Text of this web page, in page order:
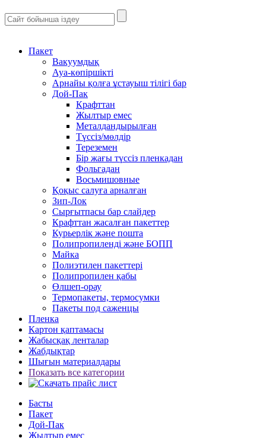
Пакет
Вакуумдық
Ауа-көпіршікті
Арнайы қолға ұстауыш тілігі бар
Дой-Пак
Крафттан
Жылтыр емес
Металдандырылған
Түссіз/мөлдір
Тереземен
Бір жағы түссіз пленкадан
Фольгадан
Восьмишовные
Қоқыс салуға арналған
Зип-Лок
Сырғытпасы бар слайдер
Крафттан жасалған пакеттер
Курьерлік және пошта
Полипропиленді және БОПП
Майка
Полиэтилен пакеттері
Полипропилен қабы
Өлшеп-орау
Термопакеты, термосумки
Пакеты под саженцы
Пленка
Картон қаптамасы
Жабысқақ ленталар
Жабдықтар
Шығын материалдары
Показать все категории
Басты
Пакет
Дой-Пак
Жылтыр емес